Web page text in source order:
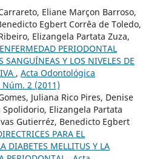
Eliane Marçon Barroso,
Egbert Corrêa de Toledo,
Elizangela Partata Zuza,
PERIODONTAL
SANGUÍNEAS Y LOS NIVELES DE
, Acta Odontológica
2 (2011)
Juliana Rico Pires, Denise
Elizangela Partata
Gutierréz, Benedicto Egbert
PARA EL
DIABETES MELLITUS Y LA